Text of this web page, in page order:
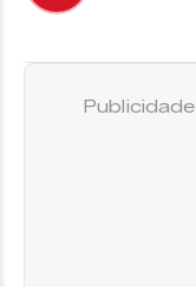
Publicidade